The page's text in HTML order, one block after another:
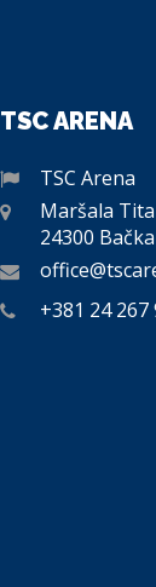
TSC ARENA
TSC Arena
Maršala Tita
24300
+381 24 267